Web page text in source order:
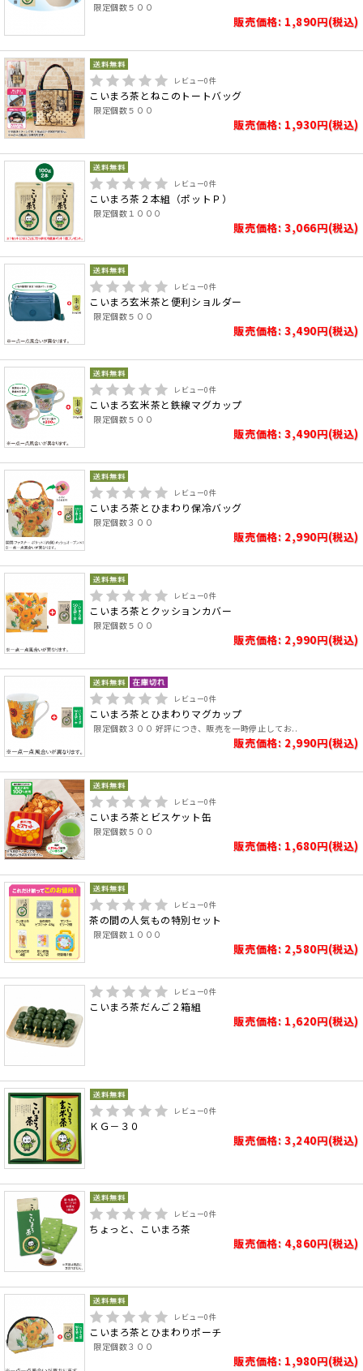
限定個数５００
販売価格: 1,890円(税込)
レビュー0件
こいまろ茶とねこのトートバッグ
限定個数５００
販売価格: 1,930円(税込)
レビュー0件
こいまろ茶２本組（ポットＰ）
限定個数１０００
販売価格: 3,066円(税込)
レビュー0件
こいまろ玄米茶と便利ショルダー
限定個数５００
販売価格: 3,490円(税込)
レビュー0件
こいまろ玄米茶と鉄線マグカップ
限定個数５００
販売価格: 3,490円(税込)
レビュー0件
こいまろ茶とひまわり保冷バッグ
限定個数３００
販売価格: 2,990円(税込)
レビュー0件
こいまろ茶とクッションカバー
限定個数５００
販売価格: 2,990円(税込)
レビュー0件
こいまろ茶とひまわりマグカップ
限定個数３００ 好評につき、販売を一時停止してお..
販売価格: 2,990円(税込)
レビュー0件
こいまろ茶とビスケット缶
限定個数５００
販売価格: 1,680円(税込)
レビュー0件
茶の間の人気もの特別セット
限定個数１０００
販売価格: 2,580円(税込)
レビュー0件
こいまろ茶だんご２箱組
販売価格: 1,620円(税込)
レビュー0件
ＫＧ－３０
販売価格: 3,240円(税込)
レビュー0件
ちょっと、こいまろ茶
販売価格: 4,860円(税込)
レビュー0件
こいまろ茶とひまわりポーチ
限定個数３００
販売価格: 1,980円(税込)